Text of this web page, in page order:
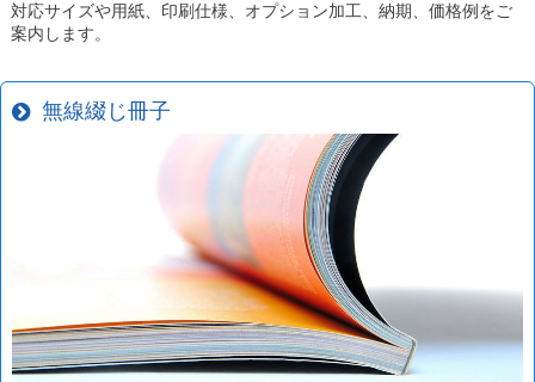
対応サイズや用紙、印刷仕様、オプション加工、納期、価格例をご
案内します。
無線綴じ冊子